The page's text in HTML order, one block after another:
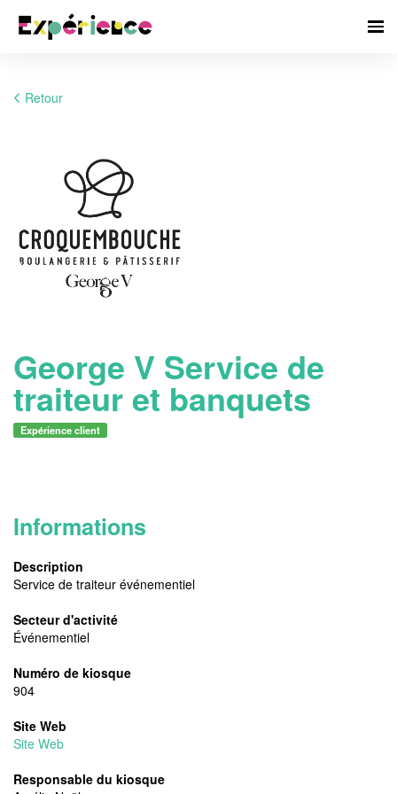
Retour
George V Service de
traiteur et banquets
Expérience client​
Informations
Description
Service de traiteur événementiel
Secteur d'activité
Événementiel
Numéro de kiosque
904
Site Web
Site Web
Responsable du kiosque